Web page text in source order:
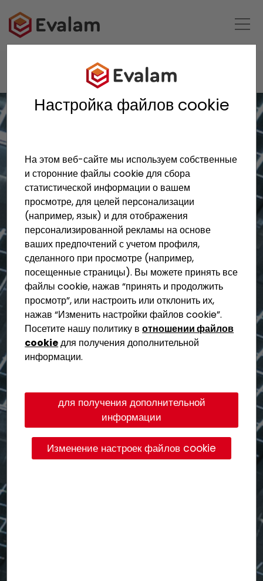
Настройка файлов cookie
На этом веб-сайте мы используем собственные
и сторонние файлы cookie для сбора
статистической информации о вашем
просмотре, для целей персонализации
(например, язык) и для отображения
персонализированной рекламы на основе
ваших предпочтений с учетом профиля,
сделанного при просмотре (например,
посещенные страницы). Вы можете принять все
файлы cookie, нажав“принять и продолжить
просмотр”, или настроить или отклонить их,
нажав “Изменить настройки файлов cookie”.
Посетите нашу политику вотношении файлов
cookieдля получения дополнительной
информации.
для получения дополнительной
информации
Изменение настроек файлов cookie
ПРИМЕРЫ ПРИМЕНЕНИЯ
OILFIELD RESEARCH CENTER